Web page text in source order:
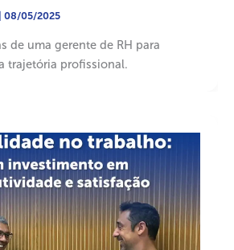
| 08/05/2025
de uma gerente de RH para
trajetória profissional.